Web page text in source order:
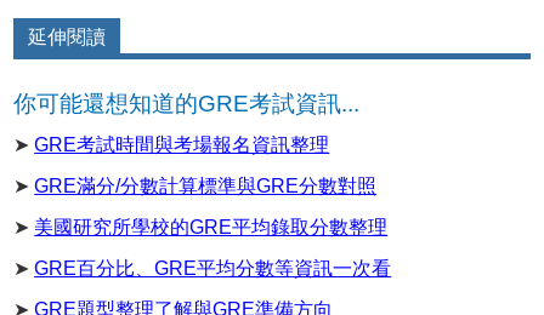
延伸閱讀
你可能還想知道的GRE考試資訊...
➤GRE考試時間與考場報名資訊整理
➤GRE滿分/分數計算標準與GRE分數對照
➤ 美國研究所學校的GRE平均錄取分數整理
➤GRE百分比、GRE平均分數等資訊一次看
➤GRE題型整理了解與GRE準備方向